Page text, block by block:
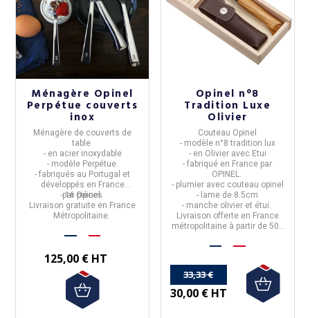
Ménagère Opinel
Perpétue couverts
inox
Ménagère de couverts de
table
- en acier inoxydable
- modèle Perpétue.
- fabriqués au Portugal et
développés en France
par Opinel.
- 16 pièces
Livraison gratuite en France
Métropolitaine.
125,00 € HT
Opinel n°8
Tradition Luxe
Olivier
Couteau Opinel
- modèlen°8 tradition lux
- en Olivier avec Etui
- fabriqué en France par
OPINEL.
- plumier avec couteau opinel
- lame de 8.5cm
- manche olivier et étui.
Livraison offerte en France
métropolitaine à partir de 50€
33,33 €
30,00 € HT